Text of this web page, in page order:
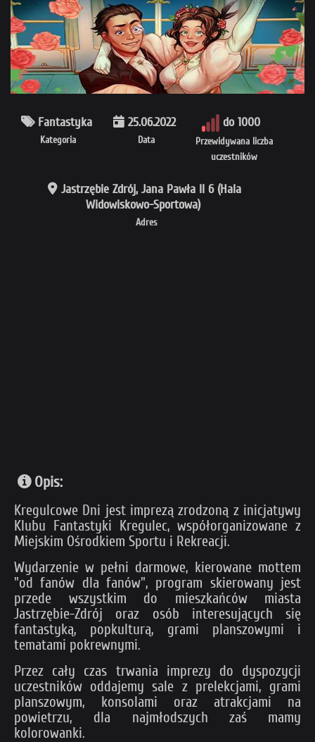
Kategoria
Fantastyka
Data
25.06.2022
Przewidywana liczba
uczestników
do 1000
Adres
Jastrzębie Zdrój, Jana Pawła II 6 (Hala
Widowiskowo-Sportowa)
Opis:
Kregulcowe Dni jest imprezą zrodzoną z inicjatywy
Klubu Fantastyki Kregulec, współorganizowane z
Miejskim Ośrodkiem Sportu i Rekreacji.
Wydarzenie w pełni darmowe, kierowane mottem
"od fanów dla fanów", program skierowany jest
przede wszystkim do mieszkańców miasta
Jastrzębie-Zdrój oraz osób interesujących się
fantastyką, popkulturą, grami planszowymi i
tematami pokrewnymi.
Przez cały czas trwania imprezy do dyspozycji
uczestników oddajemy sale z prelekcjami, grami
planszowym, konsolami oraz atrakcjami na
powietrzu, dla najmłodszych zaś mamy
kolorowanki.